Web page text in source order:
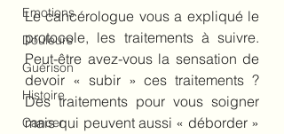
Emotions
Douleurs
Guérison
Histoire
Cancer
Le cancérologue vous a expliqué le
protocole, les traitements à suivre.
Peut-être avez-vous la sensation de
devoir « subir » ces traitements ?
Des traitements pour vous soigner
mais qui peuvent aussi « déborder »